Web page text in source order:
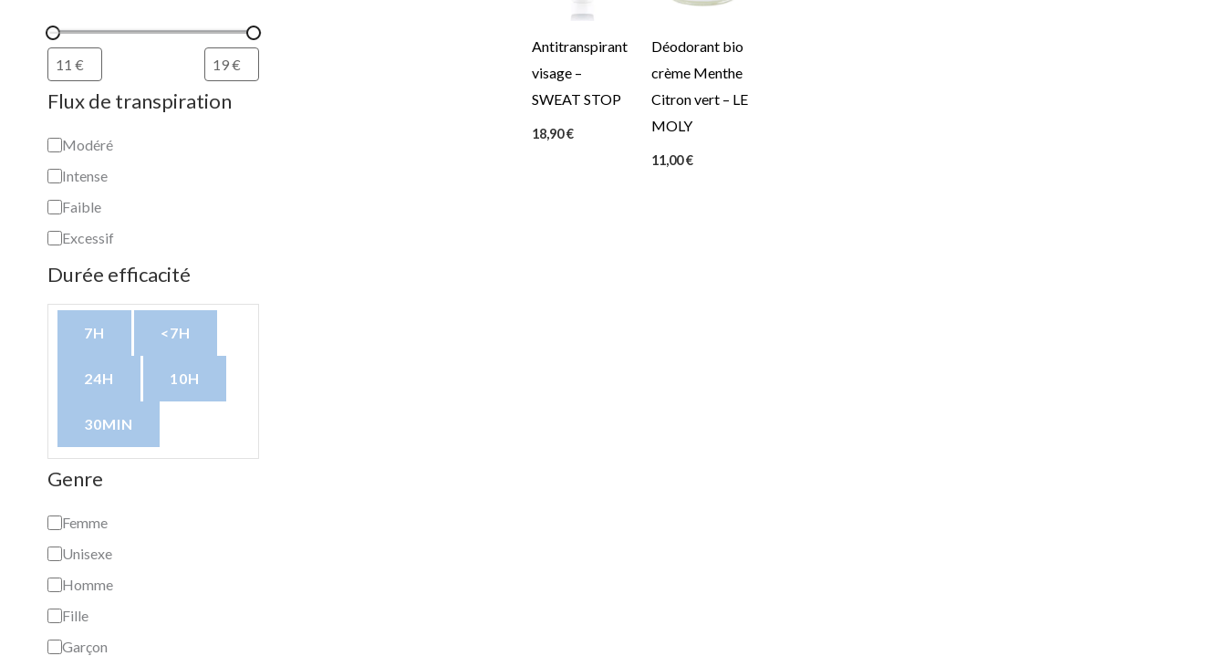
Flux de transpiration
t
o
Modéré
Intense
Faible
Excessif
Durée efficacité
7H <7H
24H 10H
30MIN
Genre
Femme
Unisexe
Homme
Fille
Garçon
t
Antitranspirant
visage –
SWEAT STOP
18,90€
Déodorant bio
crème Menthe
Citron vert – LE
MOLY
11,00€